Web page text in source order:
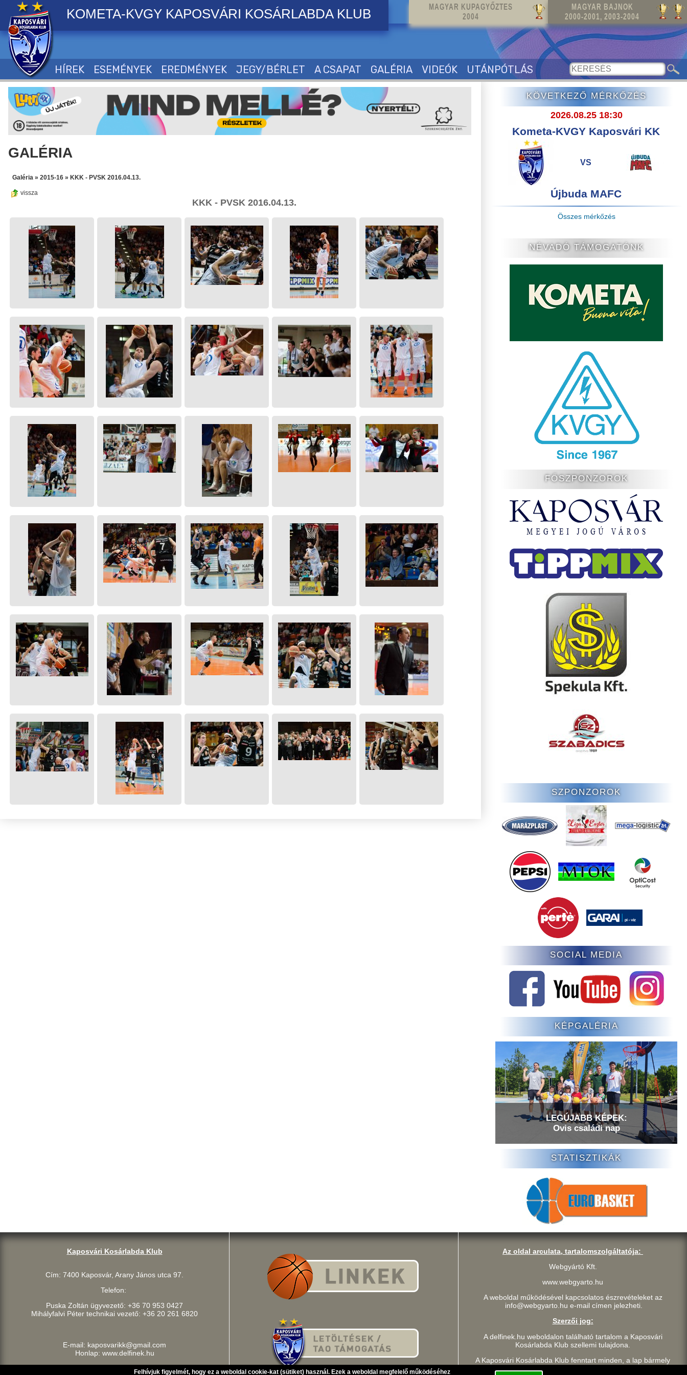
Felhívjuk figyelmét, hogy ez a weboldal cookie-kat (sütiket) használ. Ezek a weboldal megfelelő működéséhez
MAGYAR KUPAGYŐZTES
2004
MAGYAR BAJNOK
2000-2001, 2003-2004
KOMETA-KVGY KAPOSVÁRI KOSÁRLABDA KLUB
HÍREK ESEMÉNYEK EREDMÉNYEK JEGY/BÉRLET A CSAPAT GALÉRIA VIDEÓK UTÁNPÓTLÁS
GALÉRIA
Galéria » 2015-16 » KKK - PVSK 2016.04.13.
vissza
KKK - PVSK 2016.04.13.
KÖVETKEZŐ MÉRKŐZÉS
2026.08.25 18:30
Kometa-KVGY Kaposvári KK
VS
Újbuda MAFC
Összes mérkőzés
NÉVADÓ TÁMOGATÓNK
FŐSZPONZOROK
SZPONZOROK
SOCIAL MEDIA
KÉPGALÉRIA
LEGÚJABB KÉPEK:
Ovis családi nap
STATISZTIKÁK
Kaposvári Kosárlabda Klub
Cím: 7400 Kaposvár, Arany János utca 97.
Telefon:
Puska Zoltán ügyvezető: +36 70 953 0427
Mihályfalvi Péter technikai vezető: +36 20 261 6820
E-mail: kaposvarikk@gmail.com
Honlap: www.delfinek.hu
Az oldal arculata, tartalomszolgáltatója:
Webgyártó Kft.
www.webgyarto.hu
A weboldal működésével kapcsolatos észrevételeket az
info@webgyarto.hu e-mail címen jelezheti.
Szerzői jog:
A delfinek.hu weboldalon található tartalom a Kaposvári
Kosárlabda Klub szellemi tulajdona.
A Kaposvári Kosárlabda Klub fenntart minden, a lap bármely